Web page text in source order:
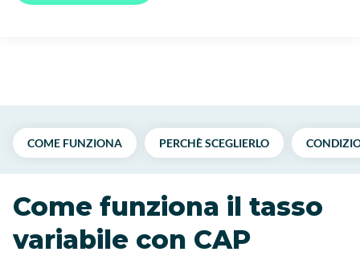
COME FUNZIONA PERCHÈ SCEGLIERLO
Come funziona il tasso
variabile con CAP